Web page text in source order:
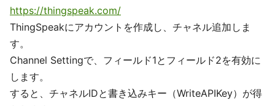
https://thingspeak.com/
ThingSpeakにアカウントを作成し、チャネル追加しま
す。
Channel Settingで、フィールド1とフィールド2を有効に
します。
すると、チャネルIDと書き込みキー（WriteAPIKey）が得